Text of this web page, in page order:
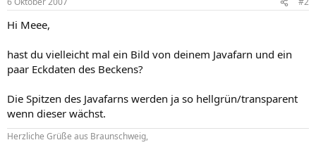
Hi Meee,
hast du vielleicht mal ein Bild von deinem Javafarn und ein
paar Eckdaten des Beckens?
Die Spitzen des Javafarns werden ja so hellgrün/transparent
wenn dieser wächst.
Herzliche Grüße aus Braunschweig,